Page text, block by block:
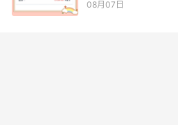
08月07日